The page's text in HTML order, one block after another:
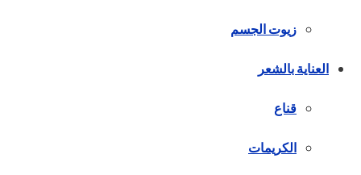
زيوت الجسم
العناية بالشعر
قناع
الكريمات